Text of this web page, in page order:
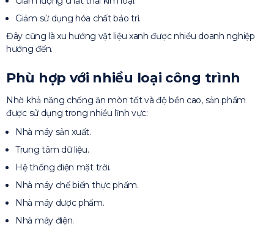
Giảm sử dụng hóa chất bảo trì.
Đây cũng là xu hướng vật liệu xanh được nhiều doanh nghiệp
hướng đến.
Phù hợp với nhiều loại công trình
Nhờ khả năng chống ăn mòn tốt và độ bền cao, sản phẩm
được sử dụng trong nhiều lĩnh vực:
Nhà máy sản xuất.
Trung tâm dữ liệu.
Hệ thống điện mặt trời.
Nhà máy chế biến thực phẩm.
Nhà máy dược phẩm.
Nhà máy điện.